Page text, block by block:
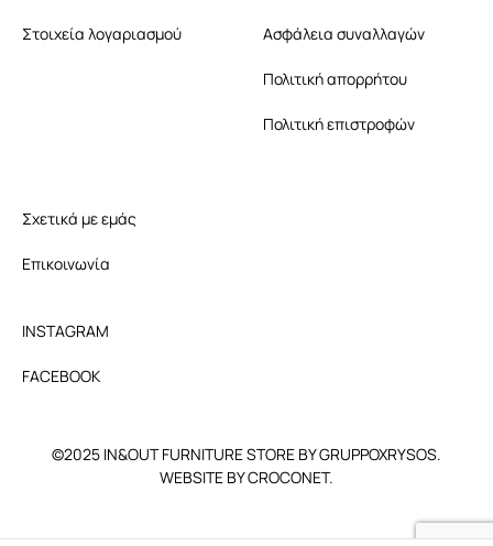
Στοιχεία λογαριασμού Ασφάλεια συναλλαγών
Πολιτική απορρήτου
Πολιτική επιστροφών
Σχετικά με εμάς
Επικοινωνία
INSTAGRAM
FACEBOOK
©2025 IN&OUT FURNITURE STORE BY GRUPPOXRYSOS.
WEBSITE BY CROCONET.